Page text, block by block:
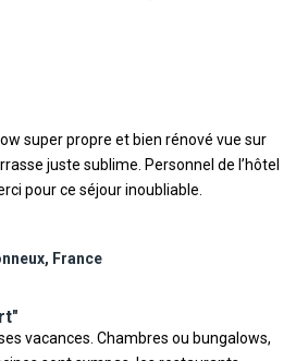
Etrangères
région du monde ni aucun pays
comme étant à l'abri du risque
super propre et bien rénové vue sur
juste sublime. Personnel de l’hôtel
pour ce séjour inoubliable.
France
vacances. Chambres ou bungalows,